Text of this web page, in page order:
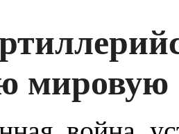
мировую